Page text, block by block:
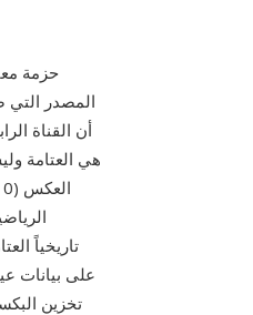
تخزين